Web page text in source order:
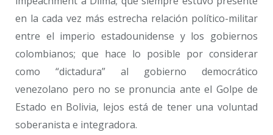
en la cada vez más estrecha relación político-militar
entre el imperio estadounidense y los gobiernos
colombianos; que hace lo posible por considerar
como “dictadura” al gobierno democrático
venezolano pero no se pronuncia ante el Golpe de
Estado en Bolivia, lejos está de tener una voluntad
soberanista e integradora.